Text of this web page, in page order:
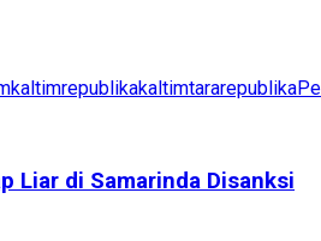
kaltimrepublikakaltimtararepublika
Liar di Samarinda Disanksi